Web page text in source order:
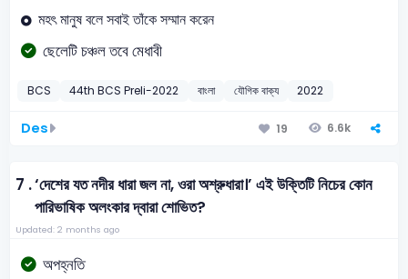
মহৎ মানুষ বলে সবাই তাঁকে সম্মান করেন
ছেলেটি চঞ্চল তবে মেধাবী
BCS 44th BCS Preli-2022 বাংলা যৌগিক বাক্য 2022
Des 19 6.6k
7 .‘দেশের যত নদীর ধারা জল না, ওরা অশ্রুধারা।’ এই উক্তিটি নিচের কোন
পারিভাষিক অলংকার দ্বারা শোভিত?
Updated: 2 months ago
অপহ্নতি